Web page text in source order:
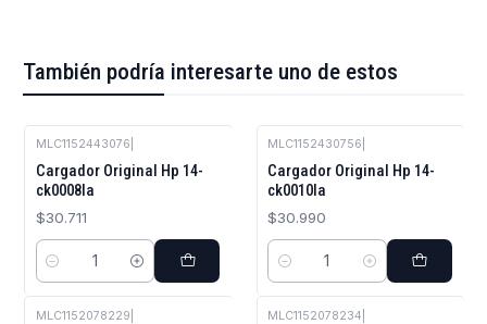
También podría interesarte uno de estos
MLC1152443076
Cargador Original Hp 14-
ck0008la
$30.711
Cantidad
MLC1152430756
Cargador Original Hp 14-
ck0010la
$30.990
Cantidad
MLC1152078229 MLC1152078234